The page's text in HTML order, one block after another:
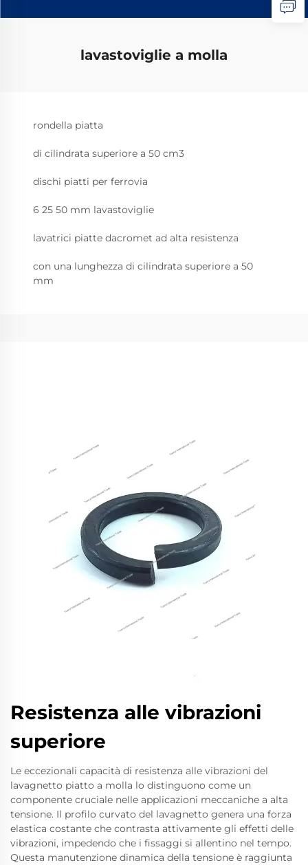
lavastoviglie a molla
rondella piatta
di cilindrata superiore a 50 cm3
dischi piatti per ferrovia
6 25 50 mm lavastoviglie
lavatrici piatte dacromet ad alta resistenza
con una lunghezza di cilindrata superiore a 50
mm
Resistenza alle vibrazioni
superiore
Le eccezionali capacità di resistenza alle vibrazioni del
lavagnetto piatto a molla lo distinguono come un
componente cruciale nelle applicazioni meccaniche a alta
tensione. Il profilo curvato del lavagnetto genera una forza
elastica costante che contrasta attivamente gli effetti delle
vibrazioni, impedendo che i fissaggi si allentino nel tempo.
Questa manutenzione dinamica della tensione è raggiunta